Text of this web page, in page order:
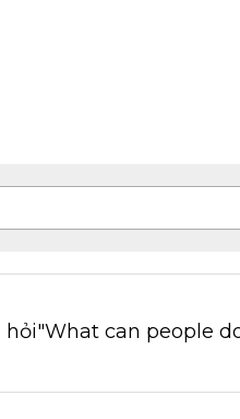
hỏi"What can people